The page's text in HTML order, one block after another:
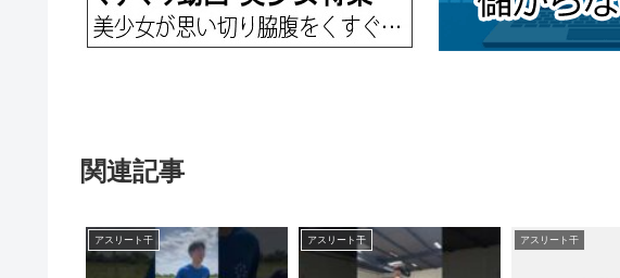
関連記事
アスリート干 アスリート干 アスリート干